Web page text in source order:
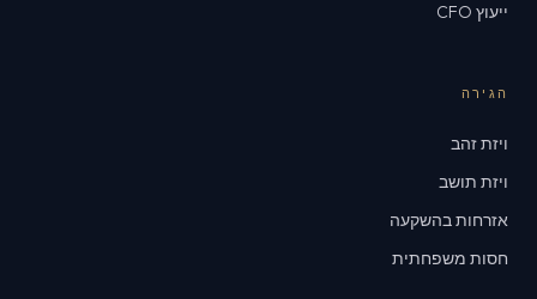
ייעוץ CFO
הגירה
ויזת זהב
ויזת תושב
אזרחות בהשקעה
חסות משפחתית